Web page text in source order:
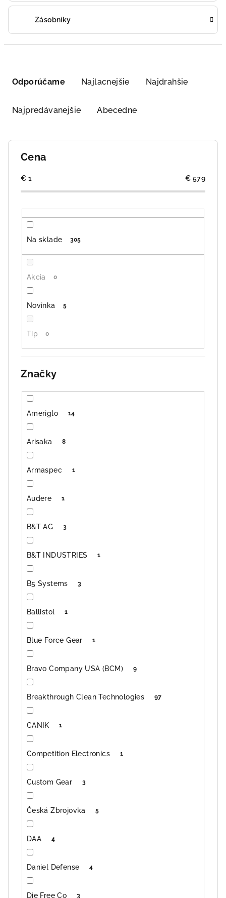
Zásobníky
Odporúčame Najlacnejšie Najdrahšie
Najpredávanejšie Abecedne
Cena
€ 1 € 579
Na sklade 305
Akcia 0
Novinka 5
Tip 0
Značky
Ameriglo 14
Arisaka 8
Armaspec 1
Audere 1
B&T AG 3
B&T INDUSTRIES 1
B5 Systems 3
Ballistol 1
Blue Force Gear 1
Bravo Company USA (BCM) 9
Breakthrough Clean Technologies 97
CANIK 1
Competition Electronics 1
Custom Gear 3
Česká Zbrojovka 5
DAA 4
Daniel Defense 4
Die Free Co 3